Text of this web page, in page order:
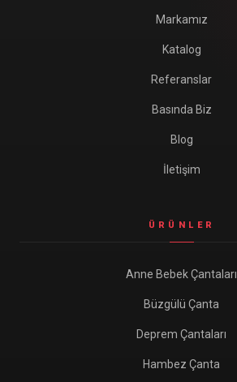
Markamız
Katalog
Referanslar
Basında Biz
Blog
İletişim
ÜRÜNLER
Anne Bebek Çantaları
Büzgülü Çanta
Deprem Çantaları
Hambez Çanta